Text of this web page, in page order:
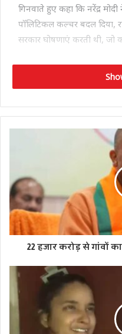
गिनवाते हुए कहा कि नरेंद्र
पॉलिटिकल कल्चर बदल दिया,
सरकार घोषणाएं करती थी, जो
22 हजार करोड़ से गांवों